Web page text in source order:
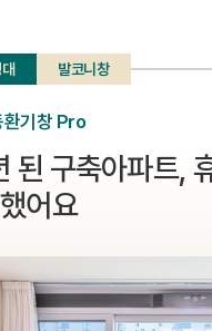
발코니창
환기창 Pro
된 구축아파트,
어요